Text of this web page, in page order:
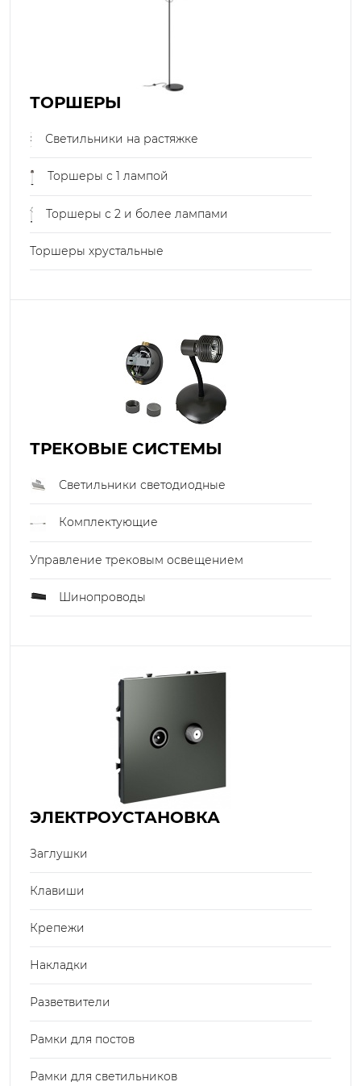
ТОРШЕРЫ
Светильники на растяжке
Торшеры с 1 лампой
Торшеры с 2 и более лампами
Торшеры хрустальные
ТРЕКОВЫЕ СИСТЕМЫ
Светильники светодиодные
Комплектующие
Управление трековым освещением
Шинопроводы
ЭЛЕКТРОУСТАНОВКА
Заглушки
Клавиши
Крепежи
Накладки
Разветвители
Рамки для постов
Рамки для светильников